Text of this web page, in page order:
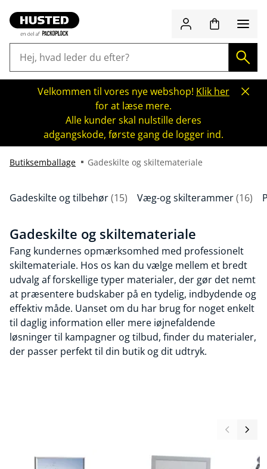
Velkommen til vores nye webshop! Klik her
for at læse mere.
Alle kunder skal nulstille deres
adgangskode, første gang de logger ind.
Butiksemballage Gadeskilte og skiltemateriale
Gadeskilte og tilbehør(15) Væg-og skilterammer(16)
Gadeskilte og skiltemateriale
Fang kundernes opmærksomhed med professionelt
skiltemateriale. Hos os kan du vælge mellem et bredt
udvalg af forskellige typer materialer, der gør det nemt
at præsentere budskaber på en tydelig, indbydende og
effektiv måde. Uanset om du har brug for noget enkelt
til daglig information eller mere iøjnefaldende
løsninger til kampagner og tilbud, finder du materialer,
der passer perfekt til din butik og dit udtryk.